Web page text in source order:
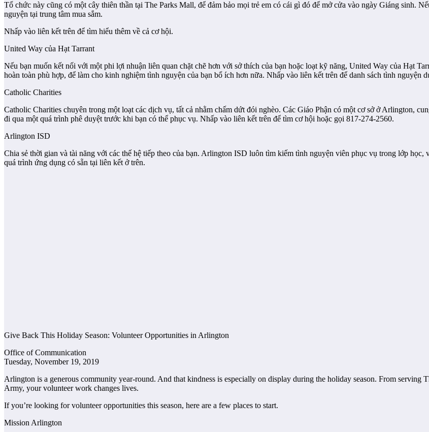
Tổ chức này cũng có một cây thiên thần tại The Parks Mall, để đảm bảo mọi trẻ em có cái gì đó để mở cửa vào ngày Giáng sinh.
nguyện tại trung tâm mua sắm.
Nhấp vào liên kết trên để tìm hiểu thêm về cả cơ hội.
United Way của Hạt Tarrant
Nếu bạn muốn kết nối với một phi lợi nhuận liên quan chặt chẽ hơn với sở thích của bạn hoặc loạt kỹ năng, United Way của Hạt
hoàn toàn phù hợp, để làm cho kinh nghiệm tình nguyện của bạn bổ ích hơn nữa. Nhấp vào liên kết trên để danh sách tình nguyện
Catholic Charities
Catholic Charities chuyên trong một loạt các dịch vụ, tất cả nhằm chấm dứt đói nghèo. Các Giáo Phận có một cơ sở ở Arlington,
đi qua một quá trình phê duyệt trước khi bạn có thể phục vụ. Nhấp vào liên kết trên để tìm cơ hội hoặc gọi 817-274-2560.
Arlington ISD
Chia sẻ thời gian và tài năng với các thế hệ tiếp theo của bạn. Arlington ISD luôn tìm kiếm tình nguyện viên phục vụ trong lớp học,
quá trình ứng dụng có sẵn tại liên kết ở trên.
Give Back This Holiday Season: Volunteer Opportunities in Arlington
Office of Communication
Tuesday, November 19, 2019
Arlington is a generous community year-round. And that kindness is especially on display during the holiday season. From
Army, your volunteer work changes lives.
If you’re looking for volunteer opportunities this season, here are a few places to start.
Mission Arlington